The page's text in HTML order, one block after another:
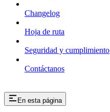
Changelog
Hoja de ruta
Seguridad y cumplimiento
Contáctanos
En esta página